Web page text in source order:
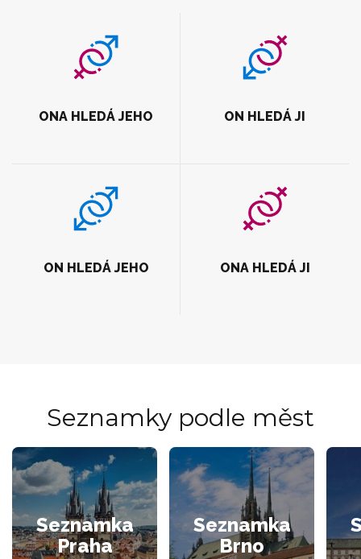
ONA HLEDÁ JEHO ON HLEDÁ JI
ON HLEDÁ JEHO ONA HLEDÁ JI
Seznamky podle měst
Seznamka
Praha
Seznamka
Brno